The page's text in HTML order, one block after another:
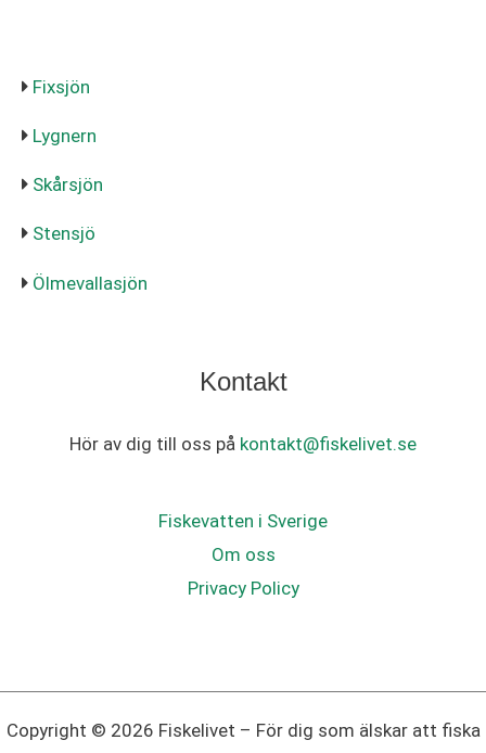
Fixsjön
Lygnern
Skårsjön
Stensjö
Ölmevallasjön
Kontakt
Hör av dig till oss på kontakt@fiskelivet.se
Fiskevatten i Sverige
Om oss
Privacy Policy
Copyright © 2026 Fiskelivet – För dig som älskar att fiska